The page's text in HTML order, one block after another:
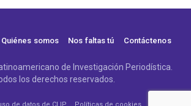
Quiénes somos Nos faltas tú Contáctenos
de Investigación Periodística.
los derechos reservados.
de datos de CLIP Políticas de cookies